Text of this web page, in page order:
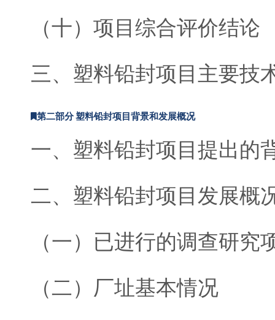
（十）项目综合评价结论
三、塑料铅封项目主要技
第二部分 塑料铅封项目背景和发展概况
一、塑料铅封项目提出的
二、塑料铅封项目发展概
（一）已进行的调查研究
（二）厂址基本情况